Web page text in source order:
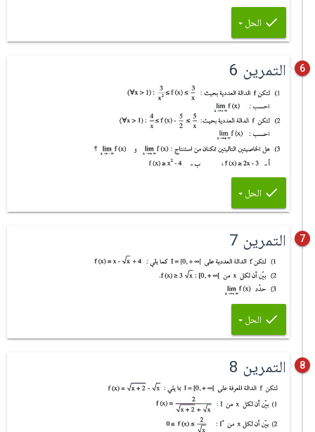
الحل
6 التمرين 6
الحل
7 التمرين 7
الحل
8 التمرين 8